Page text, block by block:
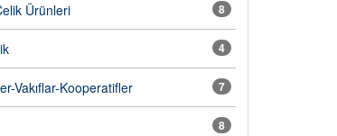
Ürünleri 8
4
Vakıflar-Kooperatifler 7
8